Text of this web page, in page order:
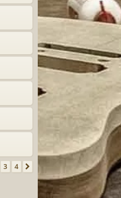
3 4 Następna